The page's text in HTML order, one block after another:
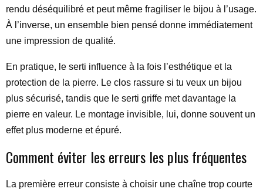
rendu déséquilibré et peut même fragiliser le bijou à l’usage.
À l’inverse, un ensemble bien pensé donne immédiatement
une impression de qualité.
En pratique, le serti influence à la fois l’esthétique et la
protection de la pierre. Le clos rassure si tu veux un bijou
plus sécurisé, tandis que le serti griffe met davantage la
pierre en valeur. Le montage invisible, lui, donne souvent un
effet plus moderne et épuré.
Comment éviter les erreurs les plus fréquentes
La première erreur consiste à choisir une chaîne trop courte